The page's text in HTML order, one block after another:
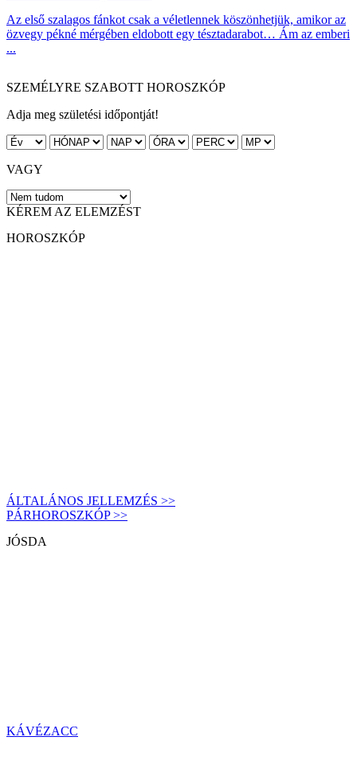
Az első szalagos fánkot csak a véletlennek köszönhetjük, amikor az
özvegy pékné mérgében eldobott egy tésztadarabot… Ám az emberi
...
SZEMÉLYRE SZABOTT HOROSZKÓP
Adja meg születési időpontját!
VAGY
KÉREM AZ ELEMZÉST
HOROSZKÓP
ÁLTALÁNOS JELLEMZÉS >>
PÁRHOROSZKÓP >>
JÓSDA
KÁVÉZACC